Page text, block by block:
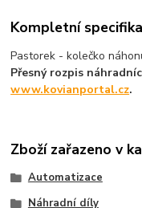
Kompletní
Pastorek - kolečko
Přesný rozpis
www.kovianportal.cz.
Zboží zařazeno v
Automatizace
Náhradní díly